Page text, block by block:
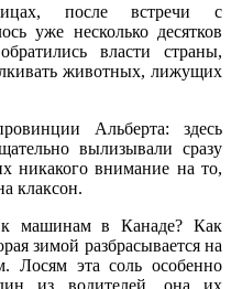
после встречи с
уже несколько десятков
власти страны,
животных, лижущих
Альберта: здесь
вылизывали сразу
никакого внимание на то,
клаксон.
машинам в Канаде? Как
зимой разбрасывается на
Лосям эта соль особенно
из водителей, она их